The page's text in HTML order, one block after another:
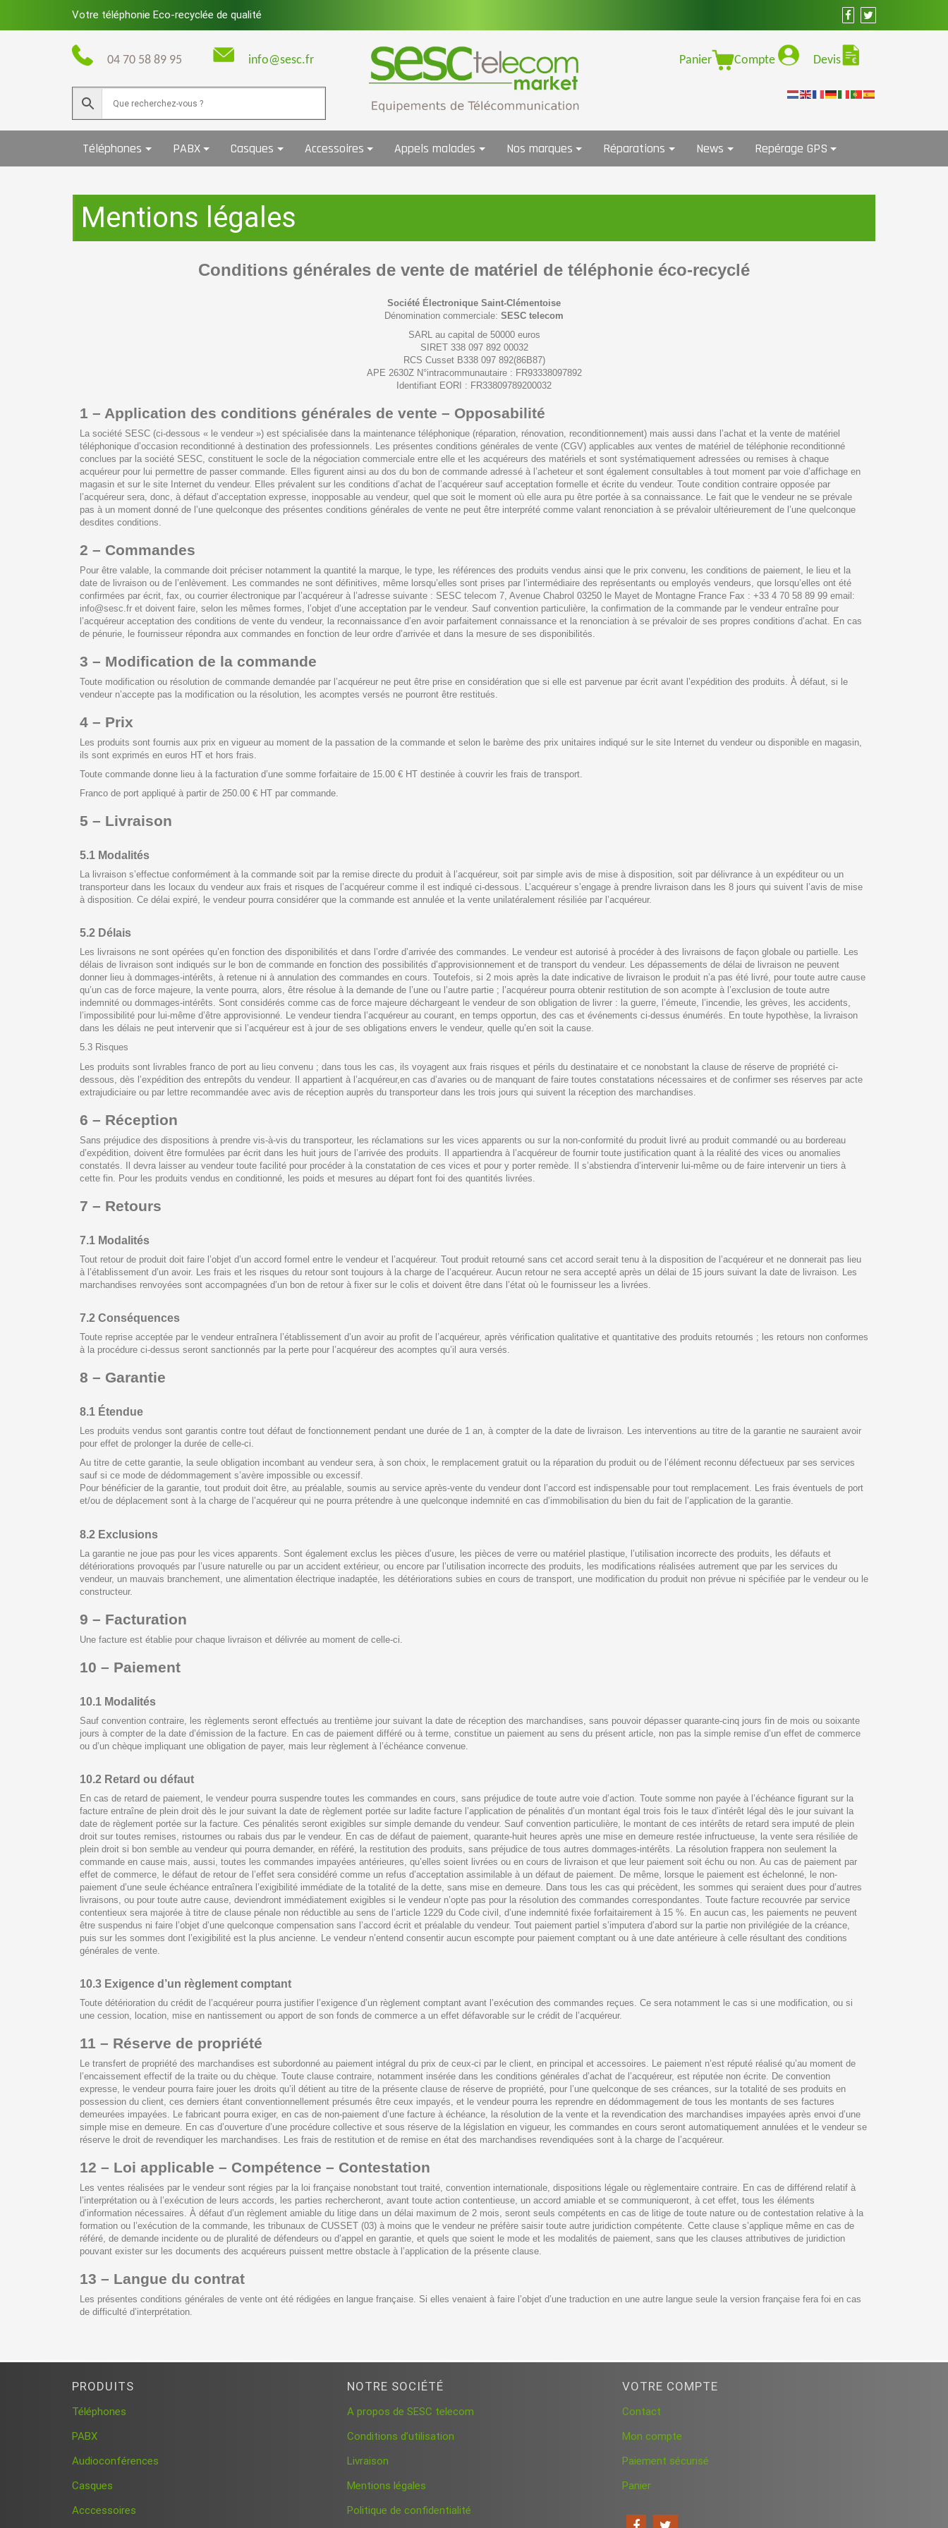
Votre téléphonie Eco-recyclée de qualité
04 70 58 89 95 info@sesc.fr Panier Compte Devis
Téléphones PABX Casques Accessoires Appels malades Nos marques Réparations News Repérage GPS
Mentions légales
Conditions générales de vente de matériel de téléphonie éco-recyclé
Société Électronique Saint-Clémentoise
Dénomination commerciale: SESC telecom
SARL au capital de 50000 euros
SIRET 338 097 892 00032
RCS Cusset B338 097 892(86B87)
APE 2630Z N°intracommunautaire : FR93338097892
Identifiant EORI : FR33809789200032
1 – Application des conditions générales de vente – Opposabilité
La société SESC (ci-dessous « le vendeur ») est spécialisée dans la maintenance téléphonique (réparation, rénovation, reconditionnement) mais aussi dans l’achat et la vente de matériel
téléphonique d’occasion reconditionné à destination des professionnels. Les présentes conditions générales de vente (CGV) applicables aux ventes de matériel de téléphonie reconditionné
conclues par la société SESC, constituent le socle de la négociation commerciale entre elle et les acquéreurs des matériels et sont systématiquement adressées ou remises à chaque
acquéreur pour lui permettre de passer commande. Elles figurent ainsi au dos du bon de commande adressé à l’acheteur et sont également consultables à tout moment par voie d’affichage en
magasin et sur le site Internet du vendeur. Elles prévalent sur les conditions d’achat de l’acquéreur sauf acceptation formelle et écrite du vendeur. Toute condition contraire opposée par
l’acquéreur sera, donc, à défaut d’acceptation expresse, inopposable au vendeur, quel que soit le moment où elle aura pu être portée à sa connaissance. Le fait que le vendeur ne se prévale
pas à un moment donné de l’une quelconque des présentes conditions générales de vente ne peut être interprété comme valant renonciation à se prévaloir ultérieurement de l’une quelconque
desdites conditions.
2 – Commandes
Pour être valable, la commande doit préciser notamment la quantité la marque, le type, les références des produits vendus ainsi que le prix convenu, les conditions de paiement, le lieu et la
date de livraison ou de l’enlèvement. Les commandes ne sont définitives, même lorsqu’elles sont prises par l’intermédiaire des représentants ou employés vendeurs, que lorsqu’elles ont été
confirmées par écrit, fax, ou courrier électronique par l’acquéreur à l’adresse suivante : SESC telecom 7, Avenue Chabrol 03250 le Mayet de Montagne France Fax : +33 4 70 58 89 99 email:
info@sesc.fr et doivent faire, selon les mêmes formes, l’objet d’une acceptation par le vendeur. Sauf convention particulière, la confirmation de la commande par le vendeur entraîne pour
l’acquéreur acceptation des conditions de vente du vendeur, la reconnaissance d’en avoir parfaitement connaissance et la renonciation à se prévaloir de ses propres conditions d’achat. En cas
de pénurie, le fournisseur répondra aux commandes en fonction de leur ordre d’arrivée et dans la mesure de ses disponibilités.
3 – Modification de la commande
Toute modification ou résolution de commande demandée par l’acquéreur ne peut être prise en considération que si elle est parvenue par écrit avant l’expédition des produits. À défaut, si le
vendeur n’accepte pas la modification ou la résolution, les acomptes versés ne pourront être restitués.
4 – Prix
Les produits sont fournis aux prix en vigueur au moment de la passation de la commande et selon le barème des prix unitaires indiqué sur le site Internet du vendeur ou disponible en magasin,
ils sont exprimés en euros HT et hors frais.
Toute commande donne lieu à la facturation d’une somme forfaitaire de 15.00 € HT destinée à couvrir les frais de transport.
Franco de port appliqué à partir de 250.00 € HT par commande.
5 – Livraison
5.1 Modalités
La livraison s’effectue conformément à la commande soit par la remise directe du produit à l’acquéreur, soit par simple avis de mise à disposition, soit par délivrance à un expéditeur ou un
transporteur dans les locaux du vendeur aux frais et risques de l’acquéreur comme il est indiqué ci-dessous. L’acquéreur s’engage à prendre livraison dans les 8 jours qui suivent l’avis de mise
à disposition. Ce délai expiré, le vendeur pourra considérer que la commande est annulée et la vente unilatéralement résiliée par l’acquéreur.
5.2 Délais
Les livraisons ne sont opérées qu’en fonction des disponibilités et dans l’ordre d’arrivée des commandes. Le vendeur est autorisé à procéder à des livraisons de façon globale ou partielle. Les
délais de livraison sont indiqués sur le bon de commande en fonction des possibilités d’approvisionnement et de transport du vendeur. Les dépassements de délai de livraison ne peuvent
donner lieu à dommages-intérêts, à retenue ni à annulation des commandes en cours. Toutefois, si 2 mois après la date indicative de livraison le produit n’a pas été livré, pour toute autre cause
qu’un cas de force majeure, la vente pourra, alors, être résolue à la demande de l’une ou l’autre partie ; l’acquéreur pourra obtenir restitution de son acompte à l’exclusion de toute autre
indemnité ou dommages-intérêts. Sont considérés comme cas de force majeure déchargeant le vendeur de son obligation de livrer : la guerre, l’émeute, l’incendie, les grèves, les accidents,
l’impossibilité pour lui-même d’être approvisionné. Le vendeur tiendra l’acquéreur au courant, en temps opportun, des cas et événements ci-dessus énumérés. En toute hypothèse, la livraison
dans les délais ne peut intervenir que si l’acquéreur est à jour de ses obligations envers le vendeur, quelle qu’en soit la cause.
5.3 Risques
Les produits sont livrables franco de port au lieu convenu ; dans tous les cas, ils voyagent aux frais risques et périls du destinataire et ce nonobstant la clause de réserve de propriété ci-
dessous, dès l’expédition des entrepôts du vendeur. Il appartient à l’acquéreur,en cas d’avaries ou de manquant de faire toutes constatations nécessaires et de confirmer ses réserves par acte
extrajudiciaire ou par lettre recommandée avec avis de réception auprès du transporteur dans les trois jours qui suivent la réception des marchandises.
6 – Réception
Sans préjudice des dispositions à prendre vis-à-vis du transporteur, les réclamations sur les vices apparents ou sur la non-conformité du produit livré au produit commandé ou au bordereau
d’expédition, doivent être formulées par écrit dans les huit jours de l’arrivée des produits. Il appartiendra à l’acquéreur de fournir toute justification quant à la réalité des vices ou anomalies
constatés. Il devra laisser au vendeur toute facilité pour procéder à la constatation de ces vices et pour y porter remède. Il s’abstiendra d’intervenir lui-même ou de faire intervenir un tiers à
cette fin. Pour les produits vendus en conditionné, les poids et mesures au départ font foi des quantités livrées.
7 – Retours
7.1 Modalités
Tout retour de produit doit faire l’objet d’un accord formel entre le vendeur et l’acquéreur. Tout produit retourné sans cet accord serait tenu à la disposition de l’acquéreur et ne donnerait pas lieu
à l’établissement d’un avoir. Les frais et les risques du retour sont toujours à la charge de l’acquéreur. Aucun retour ne sera accepté après un délai de 15 jours suivant la date de livraison. Les
marchandises renvoyées sont accompagnées d’un bon de retour à fixer sur le colis et doivent être dans l’état où le fournisseur les a livrées.
7.2 Conséquences
Toute reprise acceptée par le vendeur entraînera l’établissement d’un avoir au profit de l’acquéreur, après vérification qualitative et quantitative des produits retournés ; les retours non conformes
à la procédure ci-dessus seront sanctionnés par la perte pour l’acquéreur des acomptes qu’il aura versés.
8 – Garantie
8.1 Étendue
Les produits vendus sont garantis contre tout défaut de fonctionnement pendant une durée de 1 an, à compter de la date de livraison. Les interventions au titre de la garantie ne sauraient avoir
pour effet de prolonger la durée de celle-ci.
Au titre de cette garantie, la seule obligation incombant au vendeur sera, à son choix, le remplacement gratuit ou la réparation du produit ou de l’élément reconnu défectueux par ses services
sauf si ce mode de dédommagement s’avère impossible ou excessif.
Pour bénéficier de la garantie, tout produit doit être, au préalable, soumis au service après-vente du vendeur dont l’accord est indispensable pour tout remplacement. Les frais éventuels de port
et/ou de déplacement sont à la charge de l’acquéreur qui ne pourra prétendre à une quelconque indemnité en cas d’immobilisation du bien du fait de l’application de la garantie.
8.2 Exclusions
La garantie ne joue pas pour les vices apparents. Sont également exclus les pièces d’usure, les pièces de verre ou matériel plastique, l’utilisation incorrecte des produits, les défauts et
détériorations provoqués par l’usure naturelle ou par un accident extérieur, ou encore par l’utilisation incorrecte des produits, les modifications réalisées autrement que par les services du
vendeur, un mauvais branchement, une alimentation électrique inadaptée, les détériorations subies en cours de transport, une modification du produit non prévue ni spécifiée par le vendeur ou le
constructeur.
9 – Facturation
Une facture est établie pour chaque livraison et délivrée au moment de celle-ci.
10 – Paiement
10.1 Modalités
Sauf convention contraire, les règlements seront effectués au trentième jour suivant la date de réception des marchandises, sans pouvoir dépasser quarante-cinq jours fin de mois ou soixante
jours à compter de la date d’émission de la facture. En cas de paiement différé ou à terme, constitue un paiement au sens du présent article, non pas la simple remise d’un effet de commerce
ou d’un chèque impliquant une obligation de payer, mais leur règlement à l’échéance convenue.
10.2 Retard ou défaut
En cas de retard de paiement, le vendeur pourra suspendre toutes les commandes en cours, sans préjudice de toute autre voie d’action. Toute somme non payée à l’échéance figurant sur la
facture entraîne de plein droit dès le jour suivant la date de règlement portée sur ladite facture l’application de pénalités d’un montant égal trois fois le taux d’intérêt légal dès le jour suivant la
date de règlement portée sur la facture. Ces pénalités seront exigibles sur simple demande du vendeur. Sauf convention particulière, le montant de ces intérêts de retard sera imputé de plein
droit sur toutes remises, ristournes ou rabais dus par le vendeur. En cas de défaut de paiement, quarante-huit heures après une mise en demeure restée infructueuse, la vente sera résiliée de
plein droit si bon semble au vendeur qui pourra demander, en référé, la restitution des produits, sans préjudice de tous autres dommages-intérêts. La résolution frappera non seulement la
commande en cause mais, aussi, toutes les commandes impayées antérieures, qu’elles soient livrées ou en cours de livraison et que leur paiement soit échu ou non. Au cas de paiement par
effet de commerce, le défaut de retour de l’effet sera considéré comme un refus d’acceptation assimilable à un défaut de paiement. De même, lorsque le paiement est échelonné, le non-
paiement d’une seule échéance entraînera l’exigibilité immédiate de la totalité de la dette, sans mise en demeure. Dans tous les cas qui précèdent, les sommes qui seraient dues pour d’autres
livraisons, ou pour toute autre cause, deviendront immédiatement exigibles si le vendeur n’opte pas pour la résolution des commandes correspondantes. Toute facture recouvrée par service
contentieux sera majorée à titre de clause pénale non réductible au sens de l’article 1229 du Code civil, d’une indemnité fixée forfaitairement à 15 %. En aucun cas, les paiements ne peuvent
être suspendus ni faire l’objet d’une quelconque compensation sans l’accord écrit et préalable du vendeur. Tout paiement partiel s’imputera d’abord sur la partie non privilégiée de la créance,
puis sur les sommes dont l’exigibilité est la plus ancienne. Le vendeur n’entend consentir aucun escompte pour paiement comptant ou à une date antérieure à celle résultant des conditions
générales de vente.
10.3 Exigence d’un règlement comptant
Toute détérioration du crédit de l’acquéreur pourra justifier l’exigence d’un règlement comptant avant l’exécution des commandes reçues. Ce sera notamment le cas si une modification, ou si
une cession, location, mise en nantissement ou apport de son fonds de commerce a un effet défavorable sur le crédit de l’acquéreur.
11 – Réserve de propriété
Le transfert de propriété des marchandises est subordonné au paiement intégral du prix de ceux-ci par le client, en principal et accessoires. Le paiement n’est réputé réalisé qu’au moment de
l’encaissement effectif de la traite ou du chèque. Toute clause contraire, notamment insérée dans les conditions générales d’achat de l’acquéreur, est réputée non écrite. De convention
expresse, le vendeur pourra faire jouer les droits qu’il détient au titre de la présente clause de réserve de propriété, pour l’une quelconque de ses créances, sur la totalité de ses produits en
possession du client, ces derniers étant conventionnellement présumés être ceux impayés, et le vendeur pourra les reprendre en dédommagement de tous les montants de ses factures
demeurées impayées. Le fabricant pourra exiger, en cas de non-paiement d’une facture à échéance, la résolution de la vente et la revendication des marchandises impayées après envoi d’une
simple mise en demeure. En cas d’ouverture d’une procédure collective et sous réserve de la législation en vigueur, les commandes en cours seront automatiquement annulées et le vendeur se
réserve le droit de revendiquer les marchandises. Les frais de restitution et de remise en état des marchandises revendiquées sont à la charge de l’acquéreur.
12 – Loi applicable – Compétence – Contestation
Les ventes réalisées par le vendeur sont régies par la loi française nonobstant tout traité, convention internationale, dispositions légale ou règlementaire contraire. En cas de différend relatif à
l’interprétation ou à l’exécution de leurs accords, les parties rechercheront, avant toute action contentieuse, un accord amiable et se communiqueront, à cet effet, tous les éléments
d’information nécessaires. À défaut d’un règlement amiable du litige dans un délai maximum de 2 mois, seront seuls compétents en cas de litige de toute nature ou de contestation relative à la
formation ou l’exécution de la commande, les tribunaux de CUSSET (03) à moins que le vendeur ne préfère saisir toute autre juridiction compétente. Cette clause s’applique même en cas de
référé, de demande incidente ou de pluralité de défendeurs ou d’appel en garantie, et quels que soient le mode et les modalités de paiement, sans que les clauses attributives de juridiction
pouvant exister sur les documents des acquéreurs puissent mettre obstacle à l’application de la présente clause.
13 – Langue du contrat
Les présentes conditions générales de vente ont été rédigées en langue française. Si elles venaient à faire l’objet d’une traduction en une autre langue seule la version française fera foi en cas
de difficulté d’interprétation.
PRODUITS
Téléphones
PABX
Audioconférences
Casques
Acccessoires
NOTRE SOCIÉTÉ
A propos de SESC telecom
Conditions d’utilisation
Livraison
Mentions légales
Politique de confidentialité
VOTRE COMPTE
Contact
Mon compte
Paiement sécurisé
Panier